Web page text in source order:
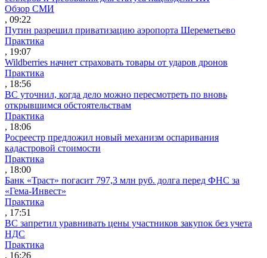
Обзор СМИ
, 09:22
Путин разрешил приватизацию аэропорта Шереметьево
Практика
, 19:07
Wildberries начнет страховать товары от ударов дронов
Практика
, 18:56
ВС уточнил, когда дело можно пересмотреть по вновь
открывшимся обстоятельствам
Практика
, 18:06
Росреестр предложил новый механизм оспаривания
кадастровой стоимости
Практика
, 18:00
Банк «Траст» погасит 797,3 млн руб. долга перед ФНС за
«Гема-Инвест»
Практика
, 17:51
ВС запретил уравнивать цены участников закупок без учета
НДС
Практика
, 16:26